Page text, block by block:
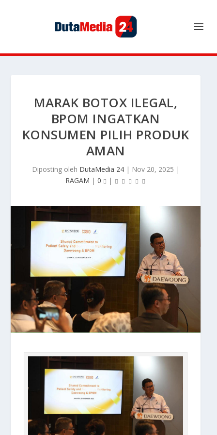
MARAK BOTOX ILEGAL,
BPOM INGATKAN
KONSUMEN PILIH PRODUK
AMAN
Diposting oleh DutaMedia 24| Nov 20, 2025 |
RAGAM | 0 |